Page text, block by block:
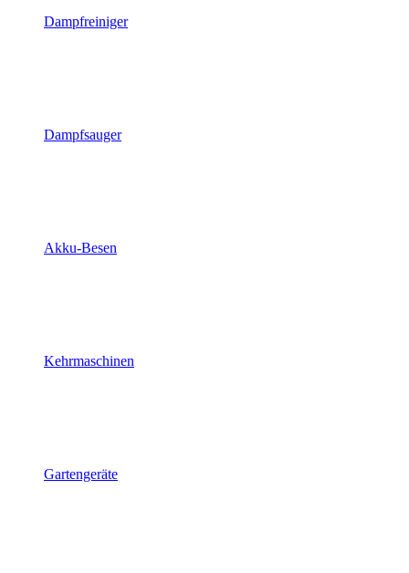
Dampfreiniger
Dampfsauger
Akku-Besen
Kehrmaschinen
Gartengeräte